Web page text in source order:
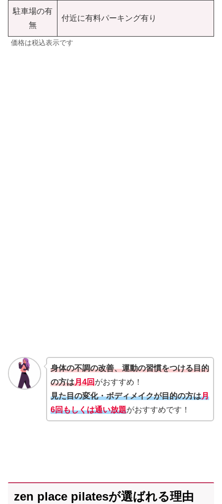
駐車場の有
無
付近に有料パーキング有り
価格は税込表示です
身体の不調の改善、運動の習慣をつける目的
の方は月4回がおすすめ！
見た目の変化・ボディメイクが目的の方は月
6回もしくは通い放題がおすすめです！
zen place pilatesが選ばれる理由